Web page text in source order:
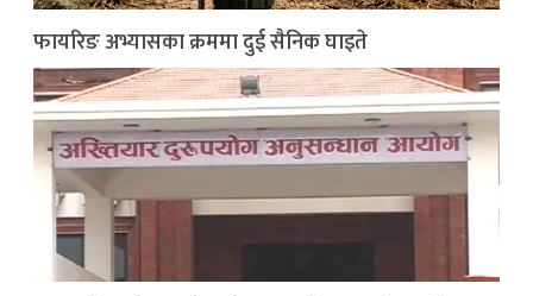
फायरिङ अभ्यासका क्रममा दुई सैनिक घाइते